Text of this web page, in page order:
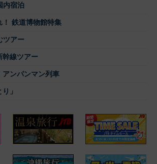
宿泊
！ 鉄道博物館特集
ツアー
幹線ツアー
アンパンマン列車
」